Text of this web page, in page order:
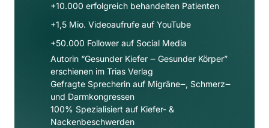
+10.000 erfolgreich behandelten Patienten
+1,5 Mio. Videoaufrufe auf YouTube
+50.000 Follower auf Social Media​
Autorin “Gesunder Kiefer ‒ Gesunder Körper”
erschienen im Trias Verlag
Gefragte Sprecherin auf Migräne‒, Schmerz‒
und Darmkongressen
100% Spezialisiert auf Kiefer- &
Nackenbeschwerden